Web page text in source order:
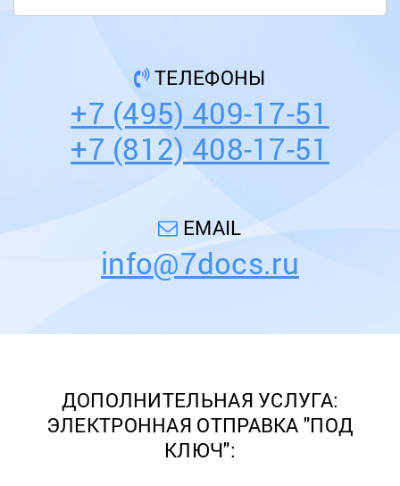
ТЕЛЕФОНЫ
+7 (495) 409-17-51
+7 (812) 408-17-51
EMAIL
info@7docs.ru
ДОПОЛНИТЕЛЬНАЯ УСЛУГА:
ЭЛЕКТРОННАЯ ОТПРАВКА "ПОД
КЛЮЧ":